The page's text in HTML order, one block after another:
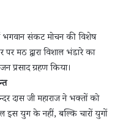
भगवान संकट मोचन की विशेष
मठ द्वारा विशाल भंडारे का
प्रसाद ग्रहण किया।
दास जी महाराज ने भक्तों को
इस युग के नहीं, बल्कि चारों युगों